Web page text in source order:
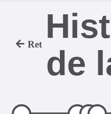
Retourde